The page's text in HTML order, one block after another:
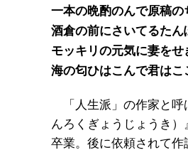
一本の晩酌のんで原稿
酒倉の前にさいてるた
モッキリの元気に妻を
海の匂ひはこんで君は
「人生派」の作家と呼
んろくぎょうじょうき
卒業。後に依頼されて作